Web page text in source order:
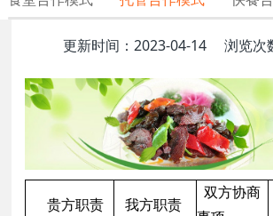
更新时间：2023-04-14 浏览次
贵方职责 我方职责
双方协商